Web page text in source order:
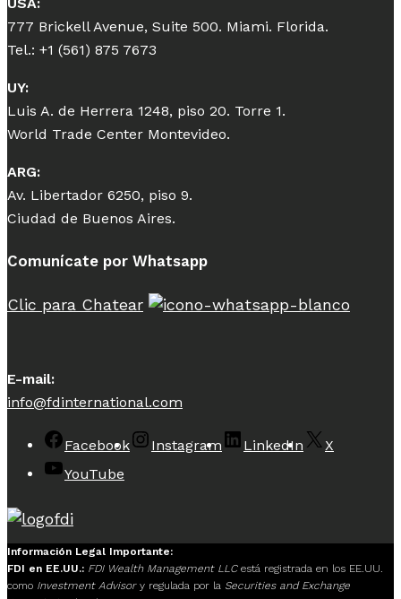
777 Brickell Avenue, Suite 500. Miami. Florida.
Tel.: +1 (561) 875 7673
UY:
Luis A. de Herrera 1248, piso 20. Torre 1.
World Trade Center Montevideo.
ARG:
Av. Libertador 6250, piso 9.
Ciudad de Buenos Aires.
Comunícate por Whatsapp
Clic para Chatear
E-mail:
info@fdinternational.com
Facebook Instagram LinkedIn
X
YouTube
Información Legal Importante:
FDI en EE.UU.: FDI Wealth Management LLCestá registrada en los EE.UU.
como Investment Advisory regulada por la Securities and Exchange